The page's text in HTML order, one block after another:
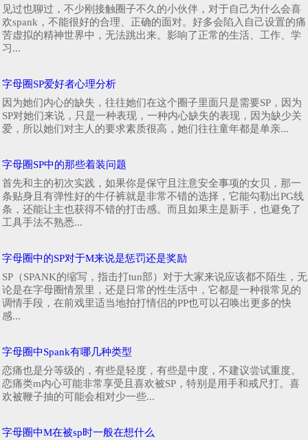
见过也聊过，不少刚接触圈子不久的小伙伴，对于自己为什么会喜
欢spank，不能很好的合理、正确的面对。好多会陷入自己设置的痛
苦虚拟的精神世界中，无法跳出来。影响了正常的生活、工作、学
习...
字母圈SP爱好者心理分析
因为她们内心的缺失，往往她们在这个圈子里面只是需要SP，因为
SP对她们来说，只是一种表现，一种内心缺失的表现，因为缺少关
爱，所以她们对主人的要求素质很高，她们往往童年都是单亲...
字母圈SP中的那些着装问题
首先和主的初次实践，如果你是保守且注意安全事项的女贝，那一
条贴身且有弹性好的牛仔裤就是非常不错的选择，它能勾勒出PG线
条，还能让主也获得不错的打击感。而且如果主是新手，也避免了
工具手法不熟悉...
字母圈中的SP对于M来说是惩罚还是奖励
SP（SPANK的缩写，指击打tun部）对于大家来说应该都不陌生，无
论是在字母圈情景里，还是日常的性生活中，它都是一种很常见的
调情手段，在前戏里适当地拍打情侣的PP也可以召唤出更多的快
感...
字母圈中Spank有哪几种类型
恋痛也是分等级的，有些是轻度，有些是中度，不建议尝试重度。
恋痛类m内心可能非常享受且喜欢被SP，特别是用手和戒尺打。喜
欢被鞭子抽的可能会相对少一些...
字母圈中M在被sp时一般在想什么